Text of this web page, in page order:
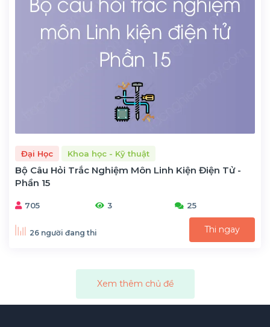
Đại Học Khoa học - Kỹ thuật
Bộ Câu Hỏi Trắc Nghiệm Môn Linh Kiện Điện Tử -
Phần 15
705 3 25
26 người đang thi Thi ngay
Xem thêm chủ đề